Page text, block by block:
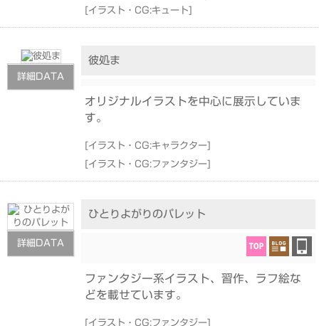
[イラスト・CG:キュート]
詳細DATA
彼処ま
オリジナルイラストを中心に展示していま
す。
[イラスト・CG:キャラクター]
[イラスト・CG:ファンタジー]
詳細DATA
ひとりよがりのパレット
ファンタジー系イラスト、習作、ラフ絵な
どを載せています。
[イラスト・CG:ファンタジー]